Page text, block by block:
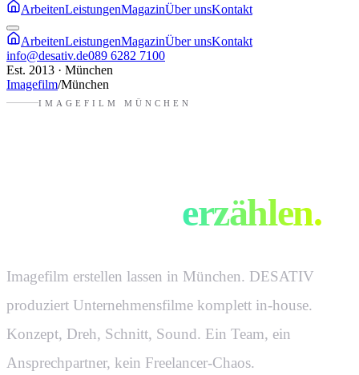
ArbeitenLeistungenMagazinÜber unsKontakt
ArbeitenLeistungenMagazinÜber unsKontakt
info@desativ.de089 6282 7100
Est. 2013 · München
Imagefilm/München
IMAGEFILM MÜNCHEN
erzählen.
Imagefilm erstellen lassen in München. DESATIV
produziert Unternehmensfilme komplett in-house.
Konzept, Dreh, Schnitt, Sound. Ein Team, ein
Ansprechpartner, kein Freelancer-Chaos.